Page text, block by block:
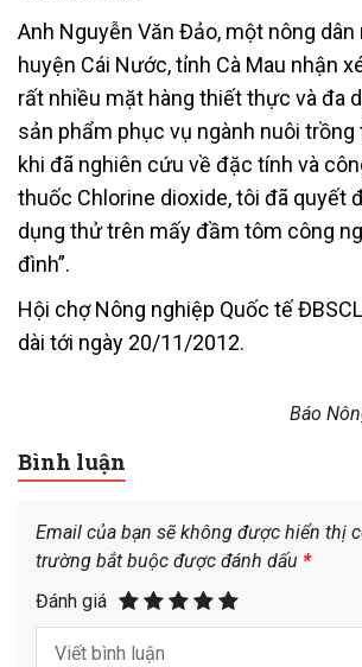
Anh Nguyễn Văn Đảo, một nông
huyện Cái Nước, tỉnh Cà Mau nhận
rất nhiều mặt hàng thiết thực và đa
sản phẩm phục vụ ngành nuôi trồng
khi đã nghiên cứu về đặc tính và
thuốc Chlorine dioxide, tôi đã quyết
dụng thử trên mấy đầm tôm công
đình”.
Hội chợ Nông nghiệp Quốc tế
dài tới ngày 20/11/2012.
Báo
Bình luận
Email của bạn sẽ không được hiển thị
trường bắt buộc được đánh dấu *
Đánh giá